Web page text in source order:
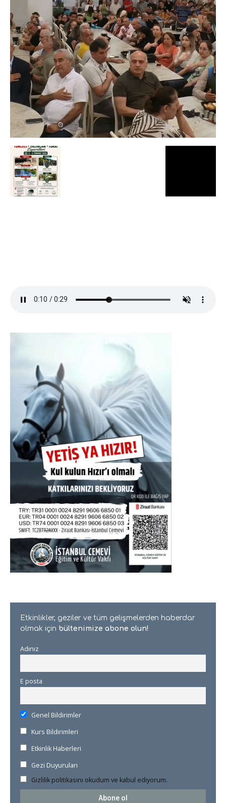
Etkinlikler, geziler ve tüm gelişmelerden haberdar
olmak için bültenimize abone olun!
Adınız
E posta
Genel Bildirimler
Kurs Bildirimleri
Etkinlik Haberleri
Gezi Duyuruları
Gizlilik politikasını okudum ve kabul ediyorum.